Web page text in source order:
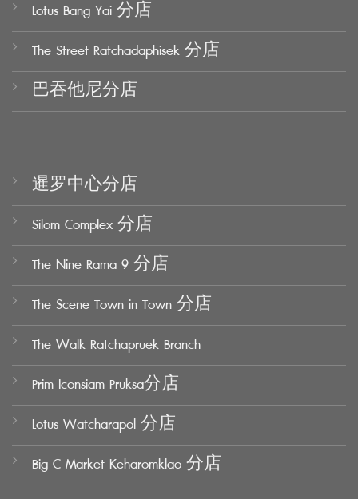
Lotus Bang Yai 分店
The Street Ratchadaphisek 分店
巴吞他尼分店
暹罗中心分店
Silom Complex 分店
The Nine Rama 9 分店
The Scene Town in Town 分店
The Walk Ratchapruek Branch
Prim Iconsiam Pruksa分店
Lotus Watcharapol 分店
Big C Market Keharomklao 分店